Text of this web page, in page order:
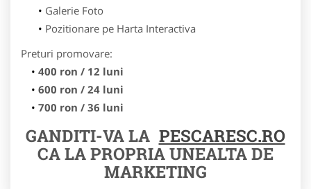
Galerie Foto
Pozitionare pe Harta Interactiva
Preturi promovare:
400 ron / 12 luni
600 ron / 24 luni
700 ron / 36 luni
GANDITI-VA LA PESCARESC.RO
CA LA PROPRIA UNEALTA DE
MARKETING